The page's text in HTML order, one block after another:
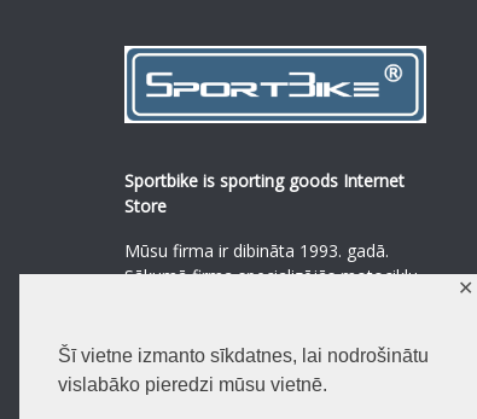
Šī vietne izmanto sīkdatnes, lai nodrošinātu
vislabāko pieredzi mūsu vietnē.
✕
Sportbike is sporting goods Internet
Store
Mūsu firma ir dibināta 1993. gadā.
Sākumā firma specializējās motociklu,
Lasīt vairāk
0